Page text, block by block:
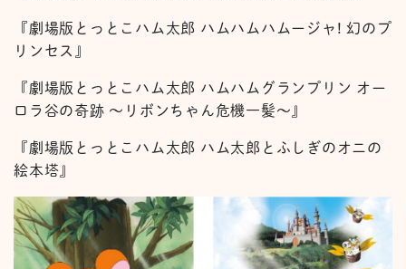
『劇場版とっとこハム太郎 ハムハムハムージャ! 幻のプ
リンセス』
『劇場版とっとこハム太郎 ハムハムグランプリン オー
ロラ谷の奇跡 ～リボンちゃん危機一髪～』
『劇場版とっとこハム太郎 ハム太郎とふしぎのオニの
絵本塔』